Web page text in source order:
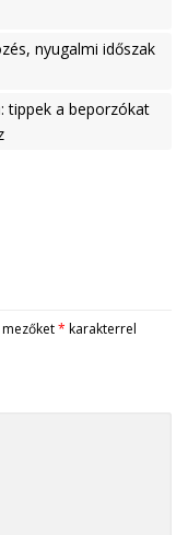
nyugalmi időszak
tippek a beporzókat
* karakterrel